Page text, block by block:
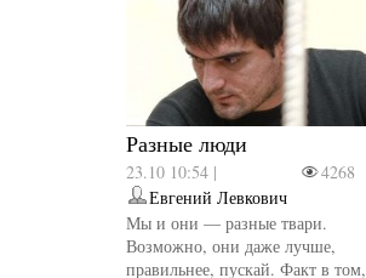
Разные люди
23.10 10:54 |
4268
Евгений Левкович
Мы и они — разные твари.
Возможно, они даже лучше,
правильнее, пускай. Факт в том,